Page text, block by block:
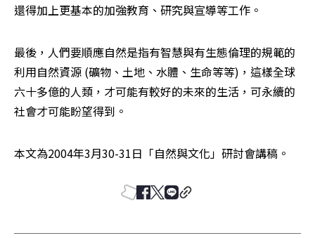
還得加上更基本的加強教育、研究與宣導等工作。
最後，人們要順應自然是指有智慧與有生態倫理的規範的
利用自然資源 (礦物、土地、水體、生命等等)，這樣全球
六十多億的人類，才可能有較好的未來的生活，可永續的
社會才可能盼望得到。
本文為2004年3月30-31日「自然與文化」研討會講稿。